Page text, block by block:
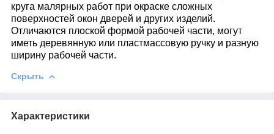
круга малярных работ при окраске сложных
поверхностей окон дверей и других изделий.
Отличаются плоской формой рабочей части, могут
иметь деревянную или пластмассовую ручку и разную
ширину рабочей части.
Скрыть
Характеристики